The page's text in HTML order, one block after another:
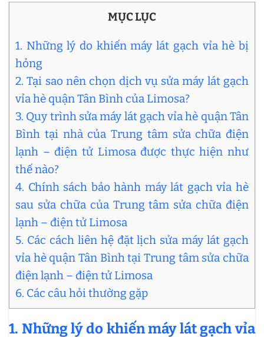
MỤC LỤC
1. Những lý do khiến máy lát gạch vỉa hè bị
hỏng
2. Tại sao nên chọn dịch vụ sửa máy lát gạch
vỉa hè quận Tân Bình của Limosa?
3. Quy trình sửa máy lát gạch vỉa hè quận Tân
Bình tại nhà của Trung tâm sửa chữa điện
lạnh – điện tử Limosa được thực hiện như
thế nào?
4. Chính sách bảo hành máy lát gạch vỉa hè
sau sửa chữa của Trung tâm sửa chữa điện
lạnh – điện tử Limosa
5. Các cách liên hệ đặt lịch sửa máy lát gạch
vỉa hè quận Tân Bình tại Trung tâm sửa chữa
điện lạnh – điện tử Limosa
6. Các câu hỏi thường gặp
1. Những lý do khiến máy lát gạch vỉa